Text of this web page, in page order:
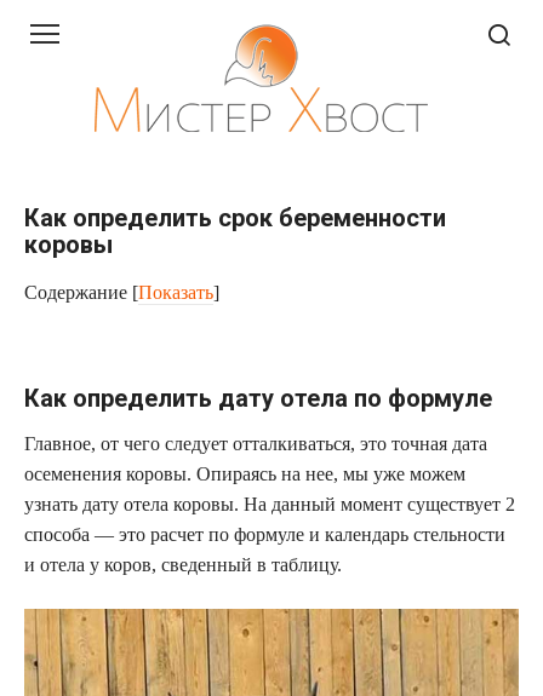
Как определить срок беременности
коровы
Содержание [Показать]
Как определить дату отела по формуле
Главное, от чего следует отталкиваться, это точная дата
осеменения коровы. Опираясь на нее, мы уже можем
узнать дату отела коровы. На данный момент существует 2
способа — это расчет по формуле и календарь стельности
и отела у коров, сведенный в таблицу.